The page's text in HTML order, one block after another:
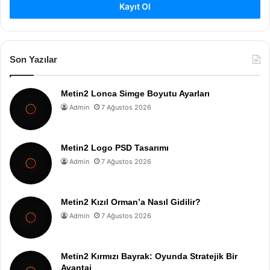
Kayıt Ol
Son Yazılar
Metin2 Lonca Simge Boyutu Ayarları
Admin 7 Ağustos 2026
Metin2 Logo PSD Tasarımı
Admin 7 Ağustos 2026
Metin2 Kızıl Orman’a Nasıl Gidilir?
Admin 7 Ağustos 2026
Metin2 Kırmızı Bayrak: Oyunda Stratejik Bir
Avantaj